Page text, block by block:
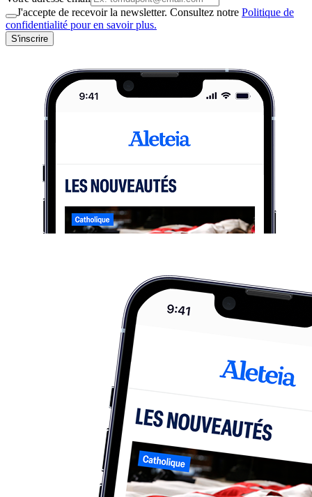
J'accepte de recevoir la newsletter. Consultez notre Politique de
confidentialité pour en savoir plus.
S'inscrire